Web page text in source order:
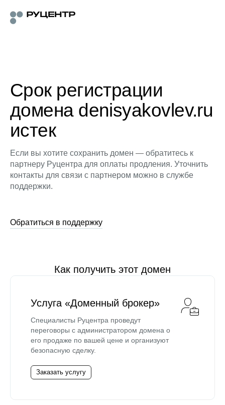
Срок регистрации
домена denisyakovlev.ru
истек
Если вы хотите сохранить домен — обратитесь к
партнеру Руцентра для оплаты продления. Уточнить
контакты для связи с партнером можно в службе
поддержки.
Обратиться в поддержку
Как получить этот домен
Услуга «Доменный брокер»
Специалисты Руцентра проведут
переговоры с администратором домена о
его продаже по вашей цене и организуют
безопасную сделку.
Заказать услугу